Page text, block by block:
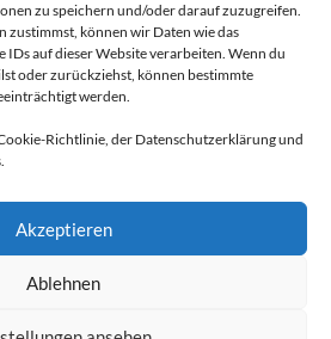
zu speichern und/oder darauf zuzugreifen.
zustimmst, können wir Daten wie das
auf dieser Website verarbeiten. Wenn du
oder zurückziehst, können bestimmte
werden.
Richtlinie, der Datenschutzerklärung und
Akzeptieren
Ablehnen